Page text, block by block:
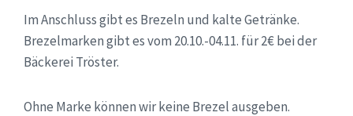
Im Anschluss gibt es Brezeln und kalte Getränke.
Brezelmarken gibt es vom 20.10.-04.11. für 2€ bei der
Bäckerei Tröster.
Ohne Marke können wir keine Brezel ausgeben.